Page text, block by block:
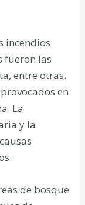
incendios
fueron las
entre otras.
en
La
y la
de bosque